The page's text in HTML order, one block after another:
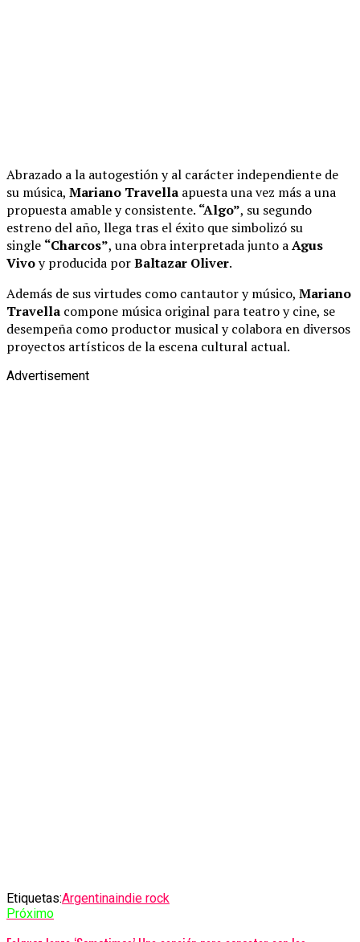
Abrazado a la autogestión y al carácter independiente de
su música, Mariano Travella apuesta una vez más a una
propuesta amable y consistente. “Algo”, su segundo
estreno del año, llega tras el éxito que simbolizó su
single “Charcos”, una obra interpretada junto aAgus
Vivoy producida porBaltazar Oliver.
Además de sus virtudes como cantautor y músico, Mariano
Travella compone música original para teatro y cine, se
desempeña como productor musical y colabora en diversos
proyectos artísticos de la escena cultural actual.
Advertisement
Etiquetas:Argentinaindie rock
Próximo